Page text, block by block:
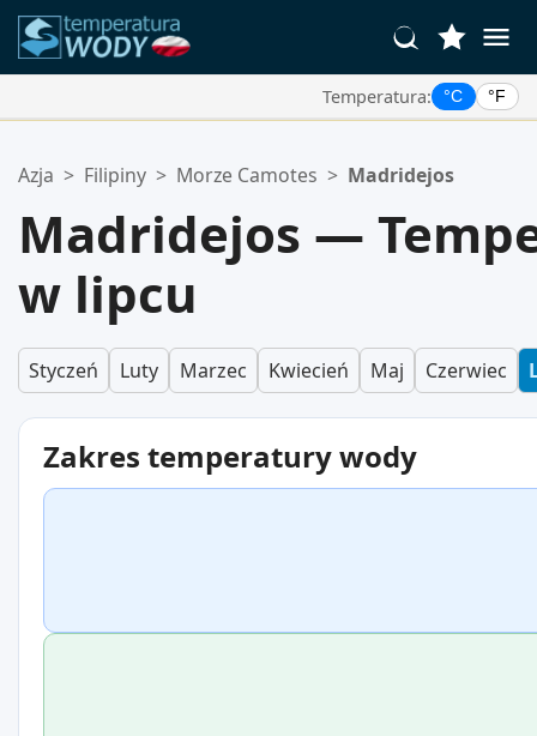
Temperatura: °C °F
Twoja lista ulubionych jest pusta.
Azja > Filipiny > Morze Camotes > Madridejos
Madridejos —
w lipcu
Styczeń Luty Marzec Kwiecień Maj Czerwiec
Zakres temperatury wody